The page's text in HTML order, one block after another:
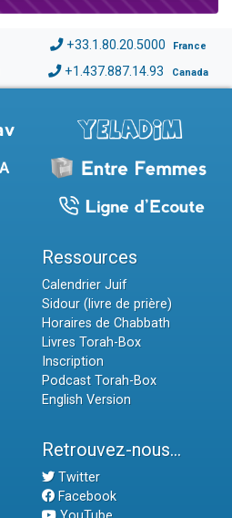
+33.1.80.20.5000 France
+1.437.887.14.93 Canada
Ressources
Calendrier Juif
Sidour (livre de prière)
Horaires de Chabbath
Livres Torah-Box
Inscription
Podcast Torah-Box
English Version
Retrouvez-nous...
Twitter
Facebook